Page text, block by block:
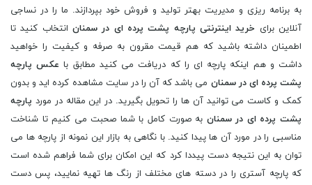
به برنامه ریزی و مدیریت بهتر تولید و فروش خود بپردازند. ما را در نساجی
آنلاین برای خرید اینترنتی پارچه پشت پرده ای در سمنان انتخاب کنید تا
اطمینان داشته باشید که هم قیمت مقرون به صرفه و کیفیت را خواهید
داشت و هم اینکه پارچه ای را که دریافت می کنید مطابق با عکس پارچه
پشت پرده ای در سمنان می باشد که آن را در سایت مشاهده کرده اید و بدون
کمک و کاست می توانید آن ها را تحویل بگیرید. در این مقاله در مورد پارچه
پشت پرده ای در سمنان به صورت کامل با شما صحبت می کنیم تا شناخت
مناسبی را در مورد آن ها پیدا کنید. با نگاهی به بازار این نمونه از پارچه ها می
توان به این نتیجه دست پیددا کرد که این امکان برای شما فراهم شده است
که پارچه آستری را در دسته های مختلف از رنگ ها تهیه نمایید، پس دست